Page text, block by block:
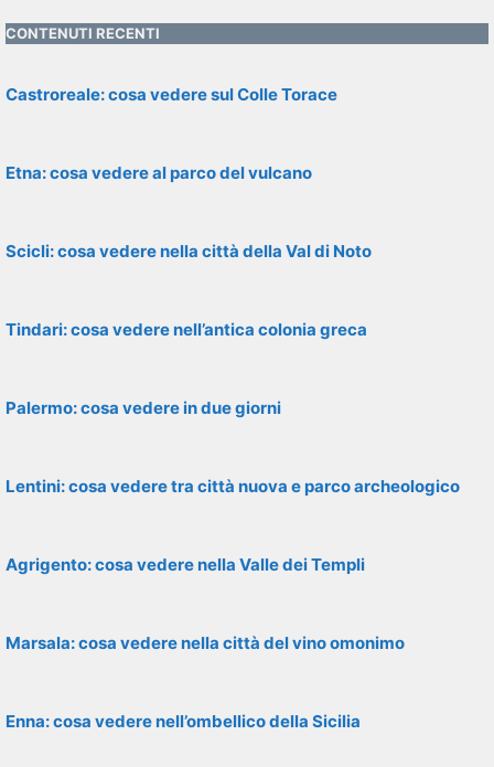
CONTENUTI RECENTI
Castroreale: cosa vedere sul Colle Torace
Etna: cosa vedere al parco del vulcano
Scicli: cosa vedere nella città della Val di Noto
Tindari: cosa vedere nell’antica colonia greca
Palermo: cosa vedere in due giorni
Lentini: cosa vedere tra città nuova e parco archeologico
Agrigento: cosa vedere nella Valle dei Templi
Marsala: cosa vedere nella città del vino omonimo
Enna: cosa vedere nell’ombellico della Sicilia